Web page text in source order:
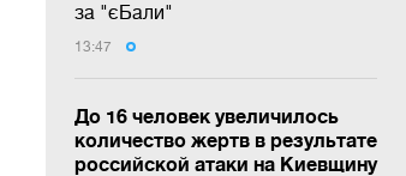
за "єБали"
13:47
До 16 человек увеличилось
количество жертв в результате
российской атаки на Киевщину